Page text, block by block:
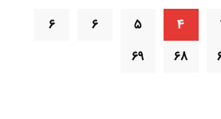
۴ ۵ ۶
۶
۶۸ ۶۹